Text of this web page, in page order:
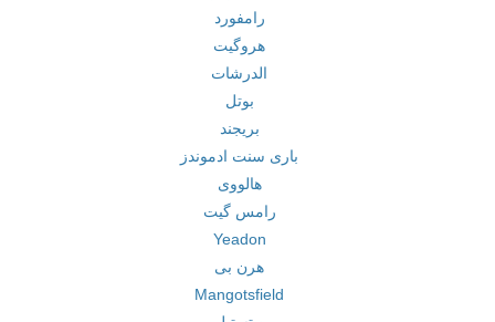
رامفورد
هروگیت
الدرشات
بوتل
بریجند
باری سنت ادموندز
هالووی
رامس گیت
Yeadon
هرن بی
Mangotsfield